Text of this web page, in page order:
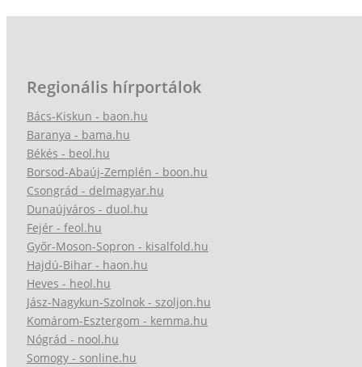
Regionális hírportálok
Bács-Kiskun - baon.hu
Baranya - bama.hu
Békés - beol.hu
Borsod-Abaúj-Zemplén - boon.hu
Csongrád - delmagyar.hu
Dunaújváros - duol.hu
Fejér - feol.hu
Győr-Moson-Sopron - kisalfold.hu
Hajdú-Bihar - haon.hu
Heves - heol.hu
Jász-Nagykun-Szolnok - szoljon.hu
Komárom-Esztergom - kemma.hu
Nógrád - nool.hu
Somogy - sonline.hu